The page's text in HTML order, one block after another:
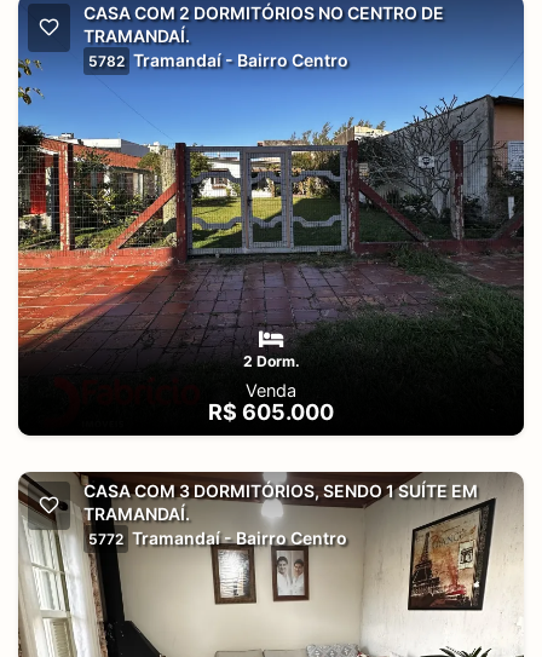
CASA COM 2 DORMITÓRIOS NO CENTRO DE
TRAMANDAÍ.
5782 Tramandaí - Bairro Centro
2 Dorm.
Venda
R$ 605.000
CASA COM 3 DORMITÓRIOS, SENDO 1 SUÍTE EM
TRAMANDAÍ.
5772 Tramandaí - Bairro Centro